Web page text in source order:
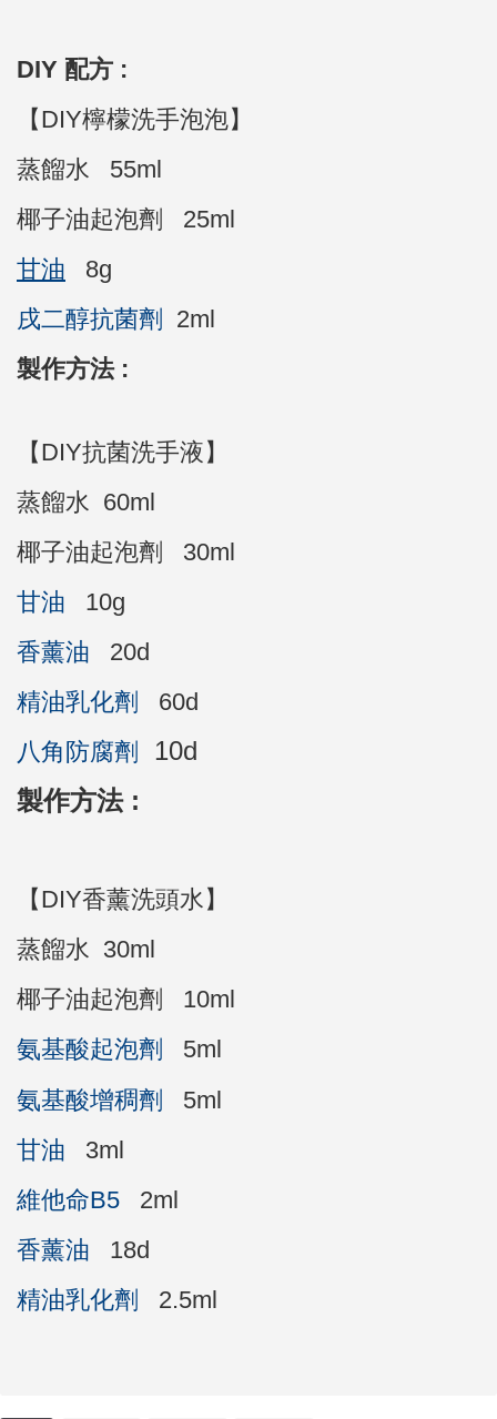
DIY 配方 :
【DIY檸檬洗手泡泡】
蒸餾水 55ml
椰子油起泡劑 25ml
甘油 8g
戌二醇抗菌劑
2ml
製作方法 :
【DIY抗菌洗手液】
蒸餾水 60ml
椰子油起泡劑 30ml
甘油 10g
香薰油 20d
精油乳化劑
60d
八角防腐劑
10d
製作方法 :
【DIY香薰洗頭水】
蒸餾水 30ml
椰子油起泡劑 10ml
氨基酸起泡劑
5ml
氨基酸增稠劑
5ml
甘油 3ml
維他命B5 2ml
香薰油 18d
精油乳化劑
2.5ml